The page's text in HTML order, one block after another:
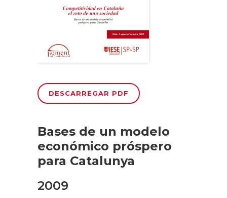
DESCARREGAR PDF
Bases de un modelo
económico próspero
para Catalunya
2009